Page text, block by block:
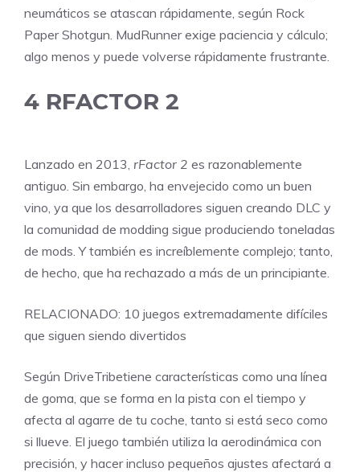
neumáticos se atascan rápidamente, según Rock
Paper Shotgun. MudRunner exige paciencia y cálculo;
algo menos y puede volverse rápidamente frustrante.
4 RFACTOR 2
Lanzado en 2013, rFactor 2 es razonablemente
antiguo. Sin embargo, ha envejecido como un buen
vino, ya que los desarrolladores siguen creando DLC y
la comunidad de modding sigue produciendo toneladas
de mods. Y también es increíblemente complejo; tanto,
de hecho, que ha rechazado a más de un principiante.
RELACIONADO: 10 juegos extremadamente difíciles
que siguen siendo divertidos
Según DriveTribetiene características como una línea
de goma, que se forma en la pista con el tiempo y
afecta al agarre de tu coche, tanto si está seco como
si llueve. El juego también utiliza la aerodinámica con
precisión, y hacer incluso pequeños ajustes afectará a